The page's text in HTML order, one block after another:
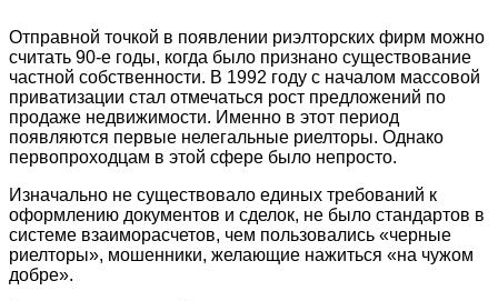
Отправной точкой в появлении риэлторских фирм можно
считать 90-е годы, когда было признано существование
частной собственности. В 1992 году с началом массовой
приватизации стал отмечаться рост предложений по
продаже недвижимости. Именно в этот период
появляются первые нелегальные риелторы. Однако
первопроходцам в этой сфере было непросто.
Изначально не существовало единых требований к
оформлению документов и сделок, не было стандартов в
системе взаиморасчетов, чем пользовались «черные
риелторы», мошенники, желающие нажиться «на чужом
добре».